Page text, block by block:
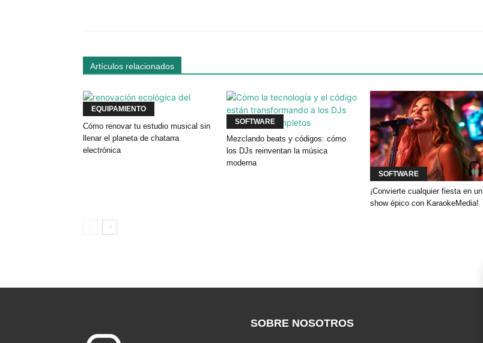
Artículos relacionados
EQUIPAMIENTO
Cómo renovar tu estudio musical sin
llenar el planeta de chatarra
electrónica
SOFTWARE
Mezclando beats y códigos: cómo
los DJs reinventan la música
moderna
SOFTWARE
¡Convierte cualquier fiesta en un
show épico con KaraokeMedia!
SOBRE NOSOTROS